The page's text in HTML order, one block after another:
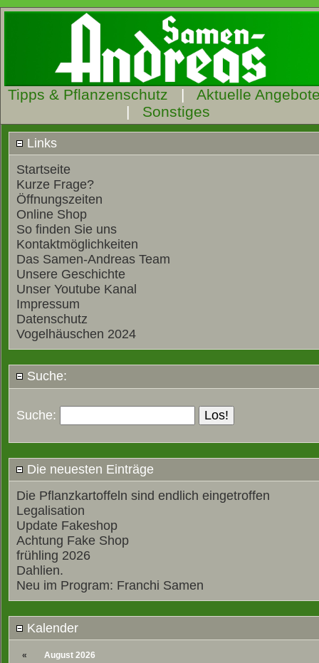
Tipps & Pflanzenschutz | Aktuelle
| Sonstiges
Links
Startseite
Kurze Frage?
Öffnungszeiten
Online Shop
So finden Sie uns
Kontaktmöglichkeiten
Das Samen-Andreas Team
Unsere Geschichte
Unser Youtube Kanal
Impressum
Datenschutz
Vogelhäuschen 2024
Suche:
Suche:
Die neuesten Einträge
Die Pflanzkartoffeln sind endlich eingetroffen
Legalisation
Update Fakeshop
Achtung Fake Shop
frühling 2026
Dahlien.
Neu im Program: Franchi Samen
Kalender
«
August 2026